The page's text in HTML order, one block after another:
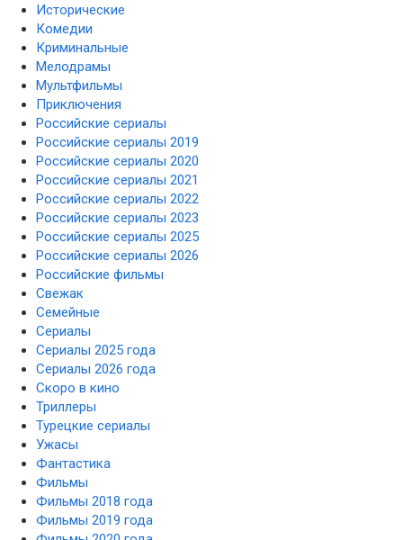
Исторические
Комедии
Криминальные
Мелодрамы
Мультфильмы
Приключения
Российские сериалы
Российские сериалы 2019
Российские сериалы 2020
Российские сериалы 2021
Российские сериалы 2022
Российские сериалы 2023
Российские сериалы 2025
Российские сериалы 2026
Российские фильмы
Свежак
Семейные
Сериалы
Сериалы 2025 года
Сериалы 2026 года
Скоро в кино
Триллеры
Турецкие сериалы
Ужасы
Фантастика
Фильмы
Фильмы 2018 года
Фильмы 2019 года